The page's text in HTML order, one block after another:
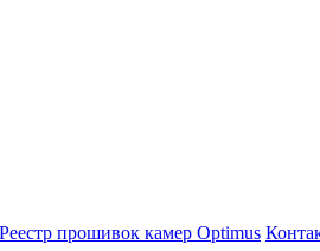
Реестр прошивок камер Optimus